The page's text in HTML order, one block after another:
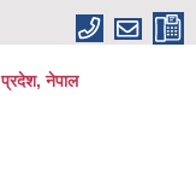
प्रदेश, नेपाल